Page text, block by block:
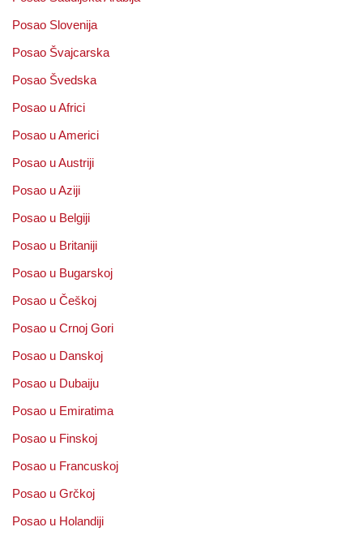
Posao Slovenija
Posao Švajcarska
Posao Švedska
Posao u Africi
Posao u Americi
Posao u Austriji
Posao u Aziji
Posao u Belgiji
Posao u Britaniji
Posao u Bugarskoj
Posao u Češkoj
Posao u Crnoj Gori
Posao u Danskoj
Posao u Dubaiju
Posao u Emiratima
Posao u Finskoj
Posao u Francuskoj
Posao u Grčkoj
Posao u Holandiji